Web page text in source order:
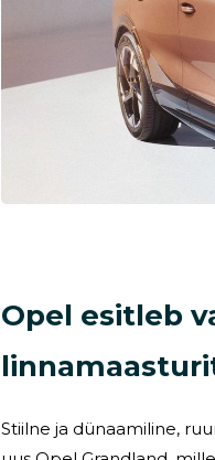
Opel esitleb
Stiilne ja dünaamiline,